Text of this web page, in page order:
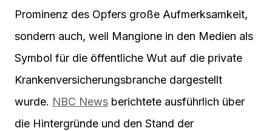
Prominenz des Opfers große Aufmerksamkeit,
sondern auch, weil Mangione in den Medien als
Symbol für die öffentliche Wut auf die private
Krankenversicherungsbranche dargestellt
wurde. NBC News berichtete ausführlich über
die Hintergründe und den Stand der